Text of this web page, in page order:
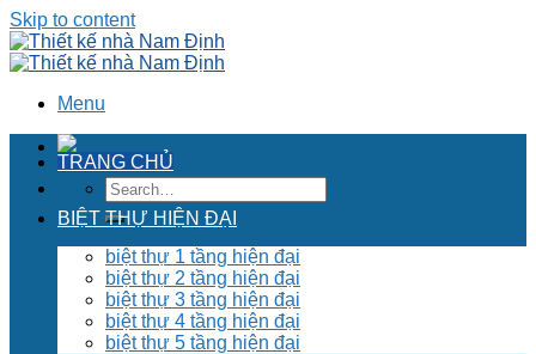
Skip to content
Menu
TRANG CHỦ
BIỆT THỰ HIỆN ĐẠI
biệt thự 1 tầng hiện đại
biệt thự 2 tầng hiện đại
biệt thự 3 tầng hiện đại
biệt thự 4 tầng hiện đại
biệt thự 5 tầng hiện đại